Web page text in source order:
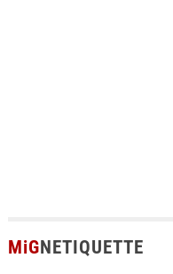
MiGNETIQUETTE